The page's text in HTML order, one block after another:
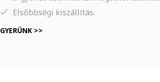
Elsőbbségi kiszállítás.
GYERÜNK >>